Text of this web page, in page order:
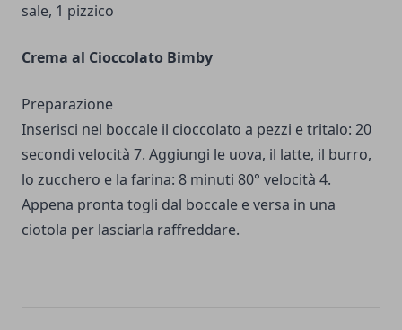
sale, 1 pizzico
Crema al Cioccolato Bimby
Preparazione
Inserisci nel boccale il cioccolato a pezzi e tritalo: 20
secondi velocità 7. Aggiungi le uova, il latte, il burro,
lo zucchero e la farina: 8 minuti 80° velocità 4.
Appena pronta togli dal boccale e versa in una
ciotola per lasciarla raffreddare.